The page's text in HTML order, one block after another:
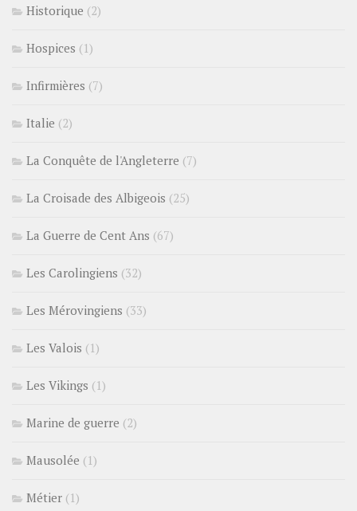
Historique (2)
Hospices (1)
Infirmières (7)
Italie (2)
La Conquête de l'Angleterre (7)
La Croisade des Albigeois (25)
La Guerre de Cent Ans (67)
Les Carolingiens (32)
Les Mérovingiens (33)
Les Valois (1)
Les Vikings (1)
Marine de guerre (2)
Mausolée (1)
Métier (1)